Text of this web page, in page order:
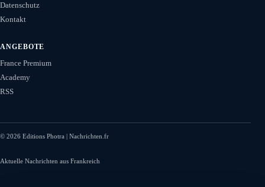
Datenschutz
Kontakt
ANGEBOTE
France Premium
Academy
RSS
© 2026 Editions Photra | Nachrichten.fr
Aktuelle Nachrichten aus Frankreich